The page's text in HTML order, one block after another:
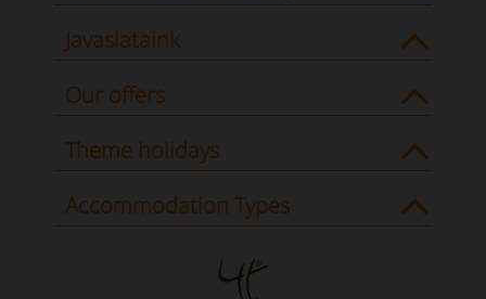
Javaslataink
Our offers
Theme holidays
Accommodation Types